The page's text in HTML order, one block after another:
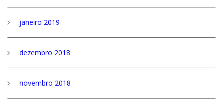
janeiro 2019
dezembro 2018
novembro 2018